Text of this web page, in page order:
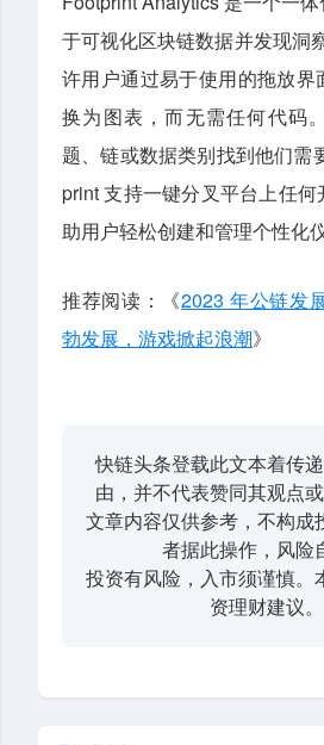
于可视化区块链数据并发现洞
许用户通过易于使用的拖放界
换为图表，而无需任何代码
题、链或数据类别找到他们需
print 支持一键分叉平台上任
助用户轻松创建和管理个性化仪
推荐阅读：《2023 年公链发
勃发展，游戏掀起浪潮》
快链头条登载此文本着传
由，并不代表赞同其观点或
文章内容仅供参考，不构成
者据此操作，风险
投资有风险，入市须谨慎。
资理财建议。